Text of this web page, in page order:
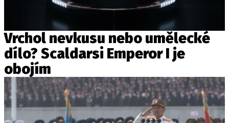
Vrchol nevkusu nebo umělecké
dílo? Scaldarsi Emperor I je
obojím